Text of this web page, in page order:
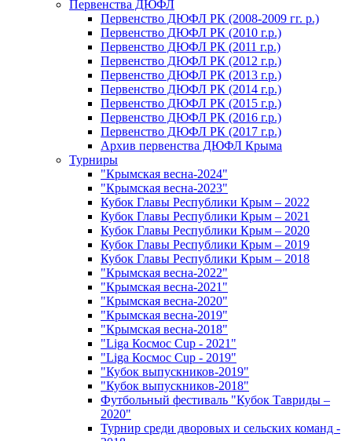
Первенства ДЮФЛ
Первенство ДЮФЛ РК (2008-2009 гг. р.)
Первенство ДЮФЛ РК (2010 г.р.)
Первенство ДЮФЛ РК (2011 г.р.)
Первенство ДЮФЛ РК (2012 г.р.)
Первенство ДЮФЛ РК (2013 г.р.)
Первенство ДЮФЛ РК (2014 г.р.)
Первенство ДЮФЛ РК (2015 г.р.)
Первенство ДЮФЛ РК (2016 г.р.)
Первенство ДЮФЛ РК (2017 г.р.)
Архив первенства ДЮФЛ Крыма
Турниры
"Крымская весна-2024"
"Крымская весна-2023"
Кубок Главы Республики Крым – 2022
Кубок Главы Республики Крым – 2021
Кубок Главы Республики Крым – 2020
Кубок Главы Республики Крым – 2019
Кубок Главы Республики Крым – 2018
"Крымская весна-2022"
"Крымская весна-2021"
"Крымская весна-2020"
"Крымская весна-2019"
"Крымская весна-2018"
"Liga Космос Cup - 2021"
"Liga Космос Cup - 2019"
"Кубок выпускников-2019"
"Кубок выпускников-2018"
Футбольный фестиваль "Кубок Тавриды –
2020"
Турнир среди дворовых и сельских команд -